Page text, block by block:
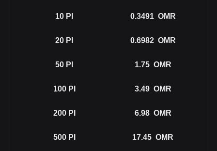
10 PI 0.3491 OMR
20 PI 0.6982 OMR
50 PI 1.75 OMR
100 PI 3.49 OMR
200 PI 6.98 OMR
500 PI 17.45 OMR